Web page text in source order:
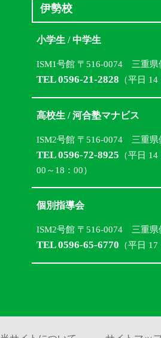
伊勢校
小学生 / 中学生
ISM1号館 〒516-0074 三重県
TEL 0596-21-2828 （平日
高校生 / 河合塾マナビス
ISM2号館 〒516-0074 三重県
TEL 0596-72-8925 （平日
00～18：00）
個別指導会
ISM2号館 〒516-0074 三重県
TEL 0596-65-6770 （平日